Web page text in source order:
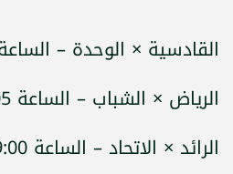
القادسية × الوحدة – الساعة 6:55
الرياض × الشباب – الساعة 7:05 مساءً
الرائد × الاتحاد – الساعة 9:00 مساءً – عبر قناة